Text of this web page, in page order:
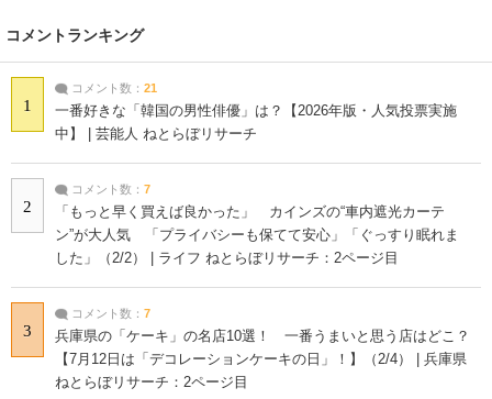
コメントランキング
1
コメント数： 21
一番好きな「韓国の男性俳優」は？【2026年版・人気投票実施
中】 | 芸能人 ねとらぼリサーチ
2
コメント数： 7
「もっと早く買えば良かった」 カインズの“車内遮光カーテ
ン”が大人気 「プライバシーも保てて安心」「ぐっすり眠れま
した」（2/2） | ライフ ねとらぼリサーチ：2ページ目
3
コメント数： 7
兵庫県の「ケーキ」の名店10選！ 一番うまいと思う店はどこ？
【7月12日は「デコレーションケーキの日」！】（2/4） | 兵庫県
ねとらぼリサーチ：2ページ目